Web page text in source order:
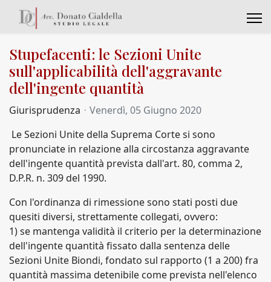
Stupefacenti: le Sezioni Unite
sull'applicabilità dell'aggravante
dell'ingente quantità
Giurisprudenza
Venerdì, 05 Giugno 2020
Le Sezioni Unite della Suprema Corte si sono
pronunciate in relazione alla circostanza aggravante
dell'ingente quantità prevista dall'art. 80, comma 2,
D.P.R. n. 309 del 1990.
Con l'ordinanza di rimessione sono stati posti due
quesiti diversi, strettamente collegati, ovvero:
1) se mantenga validità il criterio per la determinazione
dell'ingente quantità fissato dalla sentenza delle
Sezioni Unite Biondi, fondato sul rapporto (1 a 200) fra
quantità massima detenibile come prevista nell'elenco